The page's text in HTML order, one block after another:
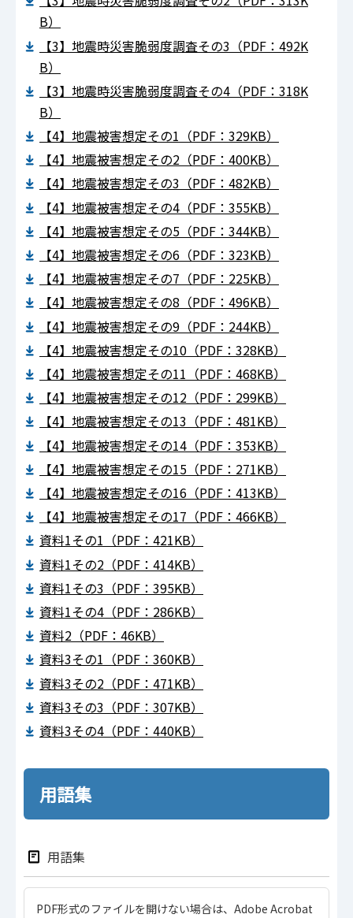
B）
【3】地震時災害脆弱度調査その3（PDF：492K
B）
【3】地震時災害脆弱度調査その4（PDF：318K
B）
【4】地震被害想定その1（PDF：329KB）
【4】地震被害想定その2（PDF：400KB）
【4】地震被害想定その3（PDF：482KB）
【4】地震被害想定その4（PDF：355KB）
【4】地震被害想定その5（PDF：344KB）
【4】地震被害想定その6（PDF：323KB）
【4】地震被害想定その7（PDF：225KB）
【4】地震被害想定その8（PDF：496KB）
【4】地震被害想定その9（PDF：244KB）
【4】地震被害想定その10（PDF：328KB）
【4】地震被害想定その11（PDF：468KB）
【4】地震被害想定その12（PDF：299KB）
【4】地震被害想定その13（PDF：481KB）
【4】地震被害想定その14（PDF：353KB）
【4】地震被害想定その15（PDF：271KB）
【4】地震被害想定その16（PDF：413KB）
【4】地震被害想定その17（PDF：466KB）
資料1その1（PDF：421KB）
資料1その2（PDF：414KB）
資料1その3（PDF：395KB）
資料1その4（PDF：286KB）
資料2（PDF：46KB）
資料3その1（PDF：360KB）
資料3その2（PDF：471KB）
資料3その3（PDF：307KB）
資料3その4（PDF：440KB）
用語集
用語集
PDF形式のファイルを開けない場合は、Adobe Acrobat